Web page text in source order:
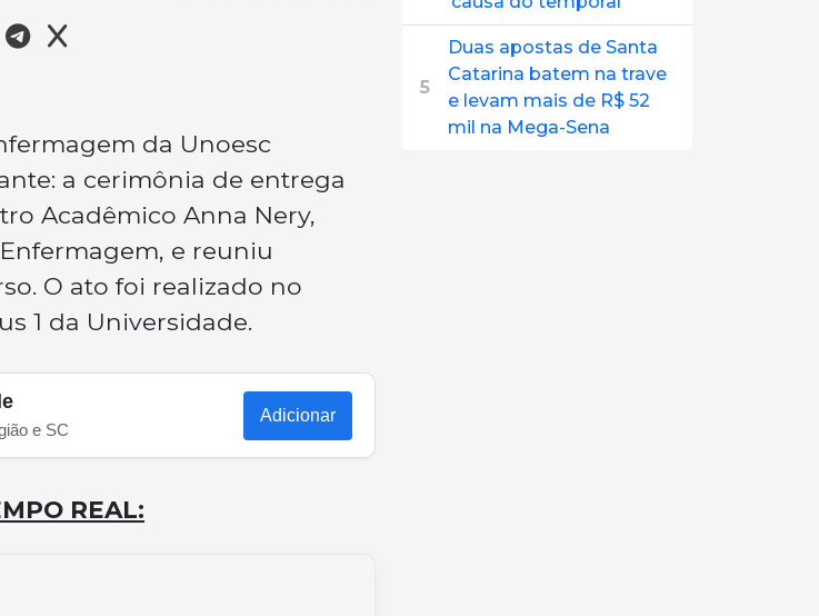
da Unoesc
a cerimônia de entrega
Acadêmico Anna Nery,
e reuniu
O ato foi realizado no
1 da Universidade.
e SC
Adicionar
REAL:
5
Duas apostas de Santa
Catarina batem na trave
e levam mais de R$ 52
mil na Mega-Sena